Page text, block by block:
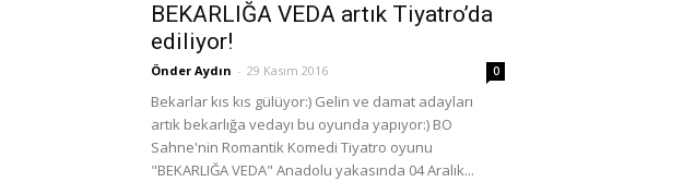
BEKARLIĞA VEDA artık Tiyatro’da
ediliyor!
Önder Aydın - 29 Kasım 2016 0
Bekarlar kıs kıs gülüyor:) Gelin ve damat adayları
artık bekarlığa vedayı bu oyunda yapıyor:) BO
Sahne'nin Romantik Komedi Tiyatro oyunu
"BEKARLIĞA VEDA" Anadolu yakasında 04 Aralık...